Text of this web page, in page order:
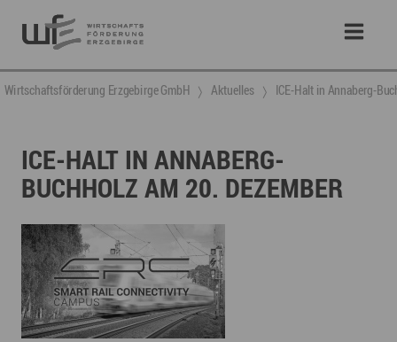
Wirtschaftsförderung Erzgebirge GmbH Aktuelles ICE-Halt in Annaberg-
ICE-HALT IN ANNABERG-
BUCHHOLZ AM 20. DEZEMBER